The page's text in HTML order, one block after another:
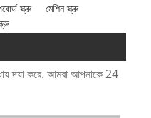
স্ক্রু
মেশিন স্ক্রু
দয়া করে. আমরা আপনাকে 24